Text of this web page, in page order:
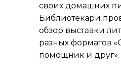
своих домашних
Библиотекари
обзор выставки
разных форматов
помощник и друг».